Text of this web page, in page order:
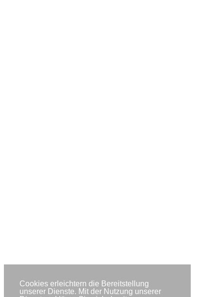
Cookies erleichtern die Bereitstellung
unserer Dienste. Mit der Nutzung unserer